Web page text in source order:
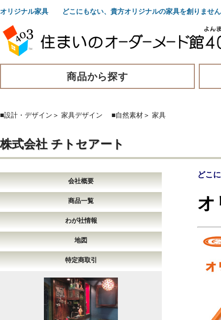
オリジナル家具 どこにもない、貴方オリジナルの家具を創りません
商品から探す
■設計・デザイン ＞ 家具デザイン ■自然素材＞ 家具
株式会社 チトセアート
会社概要
商品一覧
わが社情報
地図
特定商取引
どこ
オ